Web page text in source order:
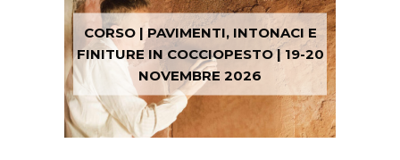
CORSO | PAVIMENTI, INTONACI E
FINITURE IN COCCIOPESTO | 19-20
NOVEMBRE 2026